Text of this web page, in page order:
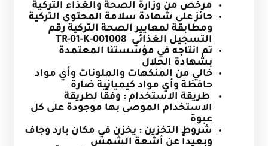
مرخص من وزارة الصحة والغذاء التركية
حائز على شهادة سلامة المحتوى التركية
ومطابقة لمعايير الصحة التركية رقم
التسجيل الغذائي
تم انتاجه في مؤسستنا المعتمدة
بشهادة الحلال
خالي من المنكهات والملونات وأي مواد
حافظة وأي مواد كيميائية ضارة
طريقة الاستخدام : وفقًا لطريقة
الاستخدام الموصى بها موجودة على كل
عبوة
شروط التخزين : يخزن في مكان بارد وجاف
وبعيداً عن أشعة الشمس